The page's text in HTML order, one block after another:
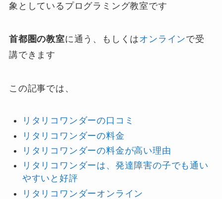
象としているプログラミング教室です
首都圏の教室に通う、もしくはオンラインで受
講できます
この記事では、
リタリコワンダーの口コミ
リタリコワンダーの料金
リタリコワンダーの料金が高い理由
リタリコワンダーは、発達障害の子でも通い
やすいと好評
リタリコワンダーオンライン